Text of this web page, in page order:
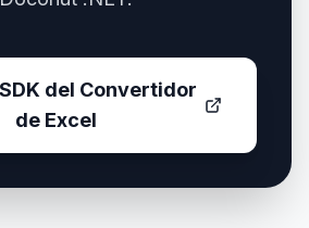
del Convertidor
de Excel